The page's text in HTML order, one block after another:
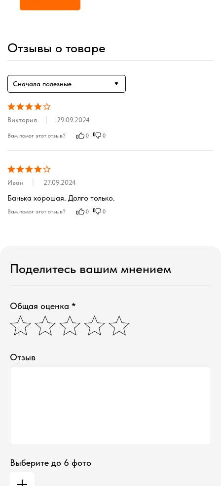
Отзывы о товаре
Сначала полезные
Виктория 29.09.2024
Вам помог этот отзыв? 0 0
Иван 27.09.2024
Банька хорошая. Долго только.
Вам помог этот отзыв? 0 0
Поделитесь вашим мнением
Общая оценка *
Отзыв
Выберите до 6 фото